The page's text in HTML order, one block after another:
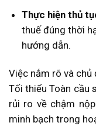
Thực hiện thủ
thuế đúng thời
hướng dẫn.
Việc nắm rõ và chủ
Tối thiểu Toàn cầu
rủi ro về chậm
minh bạch trong